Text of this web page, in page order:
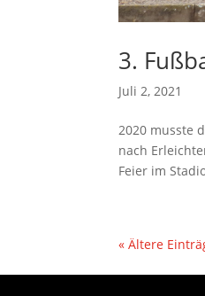
3.
Juli 2, 2021
2020 musste
nach
Feier im
« Ältere